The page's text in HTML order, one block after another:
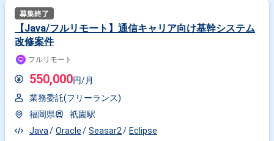
【Java/フルリモート】通信キャリア向け基幹システム
改修案件
フルリモート
550,000円/月
業務委託(フリーランス)
福岡県
祇園駅
Java
Oracle Seasar2 Eclipse